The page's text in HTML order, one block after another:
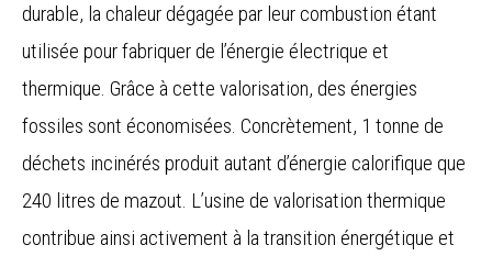
durable, la chaleur dégagée par leur combustion étant
utilisée pour fabriquer de l’énergie électrique et
thermique. Grâce à cette valorisation, des énergies
fossiles sont économisées. Concrètement, 1 tonne de
déchets incinérés produit autant d’énergie calorifique que
240 litres de mazout. L’usine de valorisation thermique
contribue ainsi activement à la transition énergétique et